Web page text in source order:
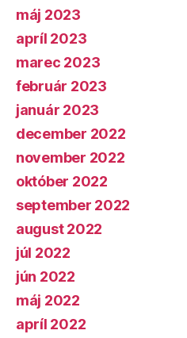
máj 2023
apríl 2023
marec 2023
február 2023
január 2023
december 2022
november 2022
október 2022
september 2022
august 2022
júl 2022
jún 2022
máj 2022
apríl 2022